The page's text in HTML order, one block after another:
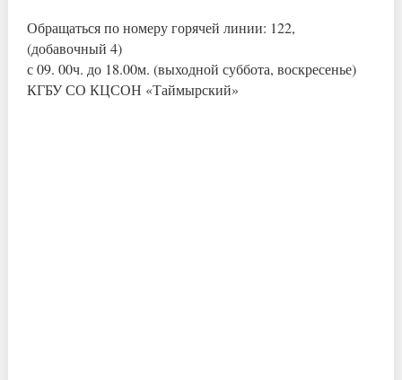
Обращаться по номеру горячей линии: 122,
(добавочный 4)
с 09. 00ч. до 18.00м. (выходной суббота, воскресенье)
КГБУ СО КЦСОН «Таймырский»